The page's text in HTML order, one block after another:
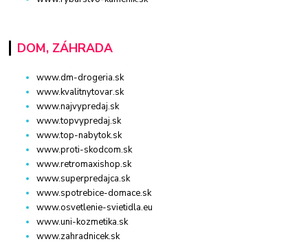
DOM, ZÁHRADA
www.dm-drogeria.sk
www.kvalitnytovar.sk
www.najvypredaj.sk
www.topvypredaj.sk
www.top-nabytok.sk
www.proti-skodcom.sk
www.retromaxishop.sk
www.superpredajca.sk
www.spotrebice-domace.sk
www.osvetlenie-svietidla.eu
www.uni-kozmetika.sk
www.zahradnicek.sk